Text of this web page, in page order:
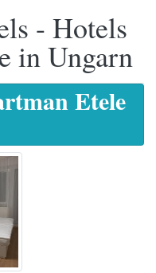
- Hotels
in Ungarn
Etele